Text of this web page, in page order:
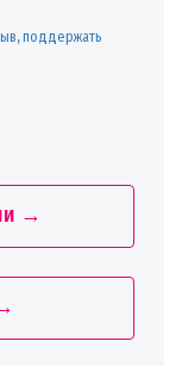
поддержать
→